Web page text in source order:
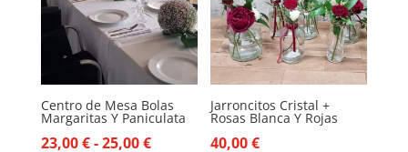
Centro de Mesa Bolas
Margaritas Y Paniculata
23,00€-25,00€Rango
Jarroncitos Cristal +
Rosas Blanca Y Rojas
40,00€